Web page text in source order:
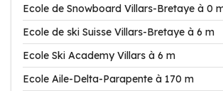
Ecole de Snowboard Villars-Bretaye à 0
Ecole de ski Suisse Villars-Bretaye à 6 m
Ecole Ski Academy Villars à 6 m
Ecole Aile-Delta-Parapente à 170 m